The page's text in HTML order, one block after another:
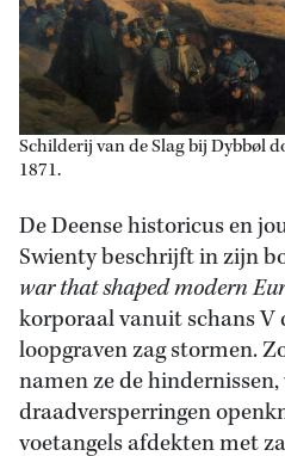
Schilderij van de Slag bij Dybbøl
1871.
De Deense historicus en
Swienty beschrijft in zijn
war that shaped modern
korporaal vanuit schans V
loopgraven zag stormen.
namen ze de
draadversperringen
voetangels afdekten met